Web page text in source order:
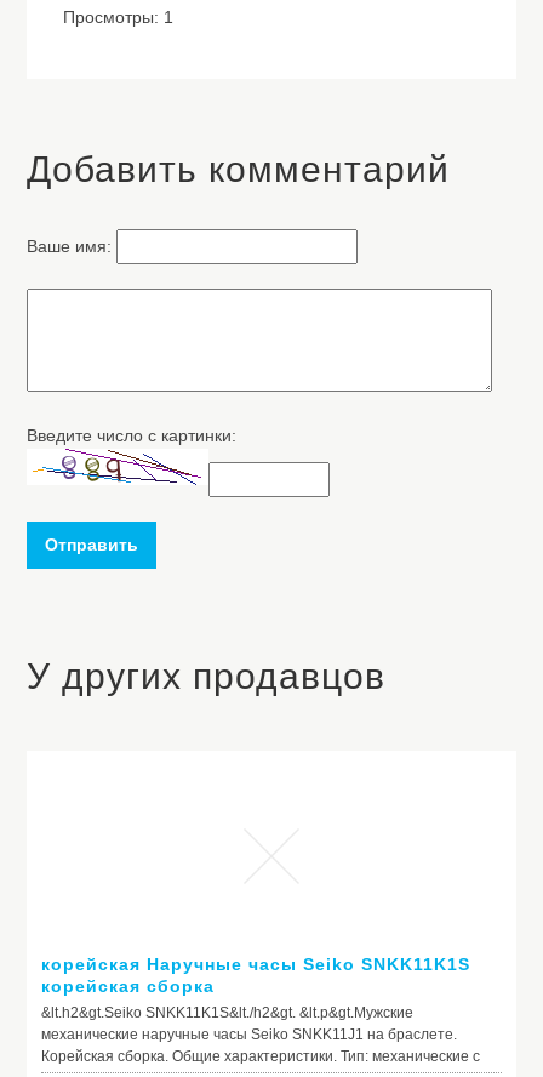
Просмотры: 1
Добавить комментарий
Ваше имя:
Введите число с картинки:
Отправить
У других продавцов
корейская Наручные часы Seiko SNKK11K1S
корейская сборка
&lt.h2&gt.Seiko SNKK11K1S&lt./h2&gt. &lt.p&gt.Мужские
механические наручные часы Seiko SNKK11J1 на браслете.
Корейская сборка. Общие характеристики. Тип: механические с